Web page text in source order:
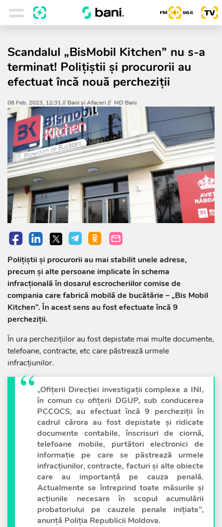
Scandalul „BisMobil Kitchen” nu s-a
terminat! Polițiștii și procurorii au
efectuat încă nouă percheziții
08 Feb. 2023, 12:31 // Bani și Afaceri// MD Bani
Polițiștii și procurorii au mai stabilit unele adrese,
precum și alte persoane implicate în schema
infracțională în dosarul escrocheriilor comise de
compania care fabrică mobilă de bucătărie – „Bis Mobil
Kitchen”. În acest sens au fost efectuate încă 9
percheziții.
În ura perchezițiilor au fost depistate mai multe documente,
telefoane, contracte, etc care păstrează urmele
infracțiunilor.
„Ofițerii Direcției investigații complexe a INI,
în comun cu ofițerii DGUP, sub conducerea
PCCOCS, au efectuat încă 9 percheziții în
cadrul cărora au fost depistate și ridicate
documente contabile, înscrisuri de ciornă,
telefoane mobile, purtători electronici de
informație pe care se păstrează urmele
infracțiunilor, contracte, facturi și alte obiecte
care au importanță pe cauza penală.
Actualmente se întreprind toate măsurile și
acțiunile necesare în scopul acumulării
probatoriului pe cauzele penale inițiate”,
anunță Poliția Republicii Moldova.